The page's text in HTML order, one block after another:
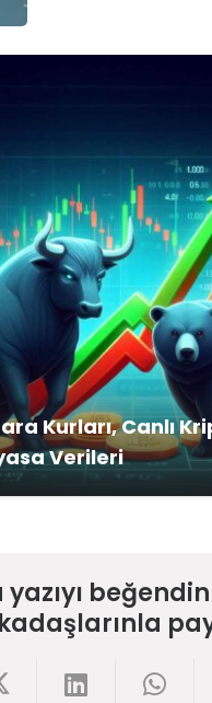
Kurları, Canlı
Verileri
yazıyı